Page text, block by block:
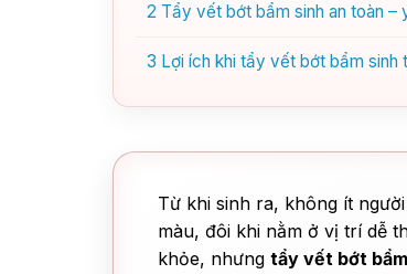
2 Tẩy vết bớt bẩm sinh an toàn –
3 Lợi ích khi tẩy vết bớt bẩm sinh
Từ khi sinh ra, không ít
màu, đôi khi nằm ở vị trí dễ
khỏe, nhưng tẩy vết bớt